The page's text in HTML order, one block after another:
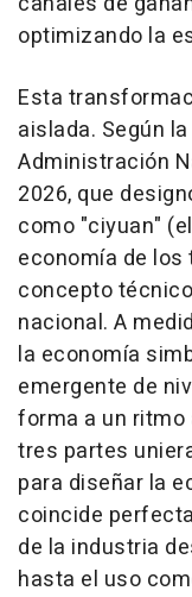
optimizando la
Esta
aislada. Según
Administración
2026, que
como "ciyuan"
economía de los
concepto
nacional. A
la economía
emergente de
forma a un ritmo
tres partes
para diseñar la
coincide
de la industria
hasta el uso